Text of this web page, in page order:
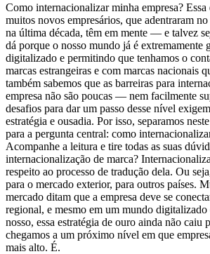
Como internacionalizar minha empresa?
muitos novos empresários, que adentraram
na última década, têm em mente — e talvez
dá porque o nosso mundo já é extremamente
digitalizado e permitindo que tenhamos o
marcas estrangeiras e com marcas nacionais
também sabemos que as barreiras para
empresa não são poucas — nem facilmente
desafios para dar um passo desse nível
estratégia e ousadia. Por isso, separamos
para a pergunta central: como
Acompanhe a leitura e tire todas as suas
internacionalização de marca?
respeito ao processo de tradução dela. Ou
para o mercado exterior, para outros países.
mercado ditam que a empresa deve se
regional, e mesmo em um mundo
nosso, essa estratégia de ouro ainda não caiu
chegamos a um próximo nível em que
mais alto. É.